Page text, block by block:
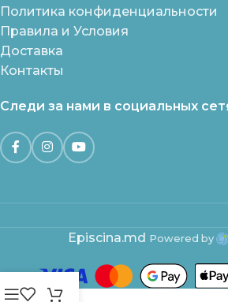
Политика конфиденциальности
Правила и Условия
Доставка
Контакты
Следи за нами в социальных
Episcina.md Powered by